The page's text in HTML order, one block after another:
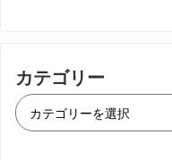
カテゴリー